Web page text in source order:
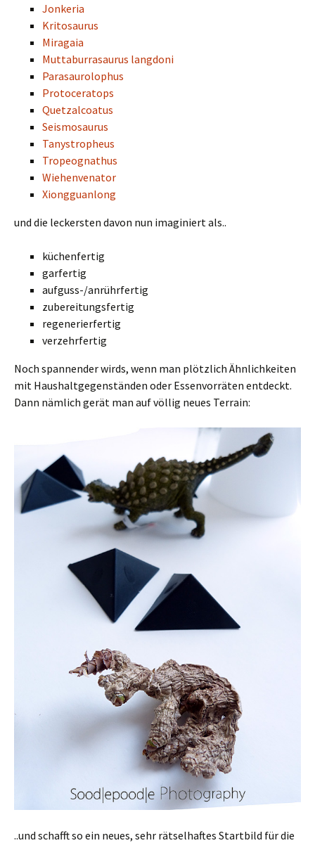
Jonkeria
Kritosaurus
Miragaia
Muttaburrasaurus langdoni
Parasaurolophus
Protoceratops
Quetzalcoatus
Seismosaurus
Tanystropheus
Tropeognathus
Wiehenvenator
Xiongguanlong
und die leckersten davon nun imaginiert als..
küchenfertig
garfertig
aufguss-/anrührfertig
zubereitungsfertig
regenerierfertig
verzehrfertig
Noch spannender wirds, wenn man plötzlich Ähnlichkeiten
mit Haushaltgegenständen oder Essenvorräten entdeckt.
Dann nämlich gerät man auf völlig neues Terrain:
..und schafft so ein neues, sehr rätselhaftes Startbild für die